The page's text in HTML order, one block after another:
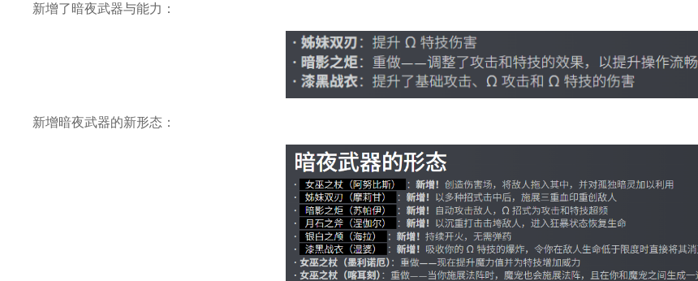
新增了暗夜武器与能力：
新增暗夜武器的新形态：